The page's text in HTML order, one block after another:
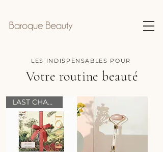
LES INDISPENSABLES POUR
Votre routine beauté
LAST CHANCE!